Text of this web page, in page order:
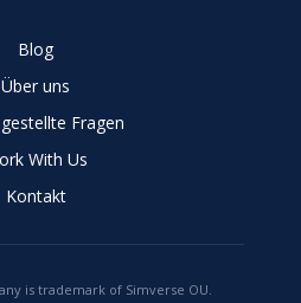
Blog
Über uns
Fragen
With Us
Kontakt
is trademark of Simverse OU.